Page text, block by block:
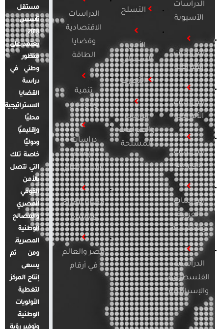
الدراسات
الآسيوية
الدراسات
الأفريقية
الدراسات
الأمريكية
الدراسات
الأوروبية
الدراسات
العربية
والإقليمية
الدراسات
الفلسطينية
والإسرائيلية
التسلح
الأمن
السيبراني
التطرف
الإرهاب
والصراعات
المسلحة
الدراسات
الاقتصادية
وقضايا
الطاقة
تنمية
ومجتمع
دراسات
الإعلام
والرأي العام
قضايا المرأة
والأسرة
مصر والعالم
في أرقام
مستقل
تأسس
2018.
يعتمد على
منظور
وطني في
دراسة
القضايا
الاستراتيجية
محليًا
وإقليميًا
ودوليًا
خاصة تلك
التي تتصل
بالأمن
القومي
المصري
والمصالح
الوطنية
المصرية.
ومن ثم
يسعى
إنتاج المركز
لتغطية
الأولويات
الوطنية،
وتوفير رؤية